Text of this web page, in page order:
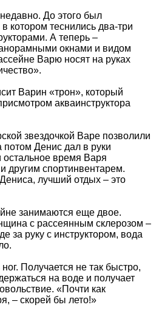
До этого был
котором теснились два-три
А теперь –
окнами и видом
Варю носят на руках
Варин «трон», который
акваинструктора
звездочкой Варе позволили
потом Денис дал в руки
остальное время Варя
другим спортинвентарем.
лучший отдых – это
занимаются еще двое.
с рассеянным склерозом –
за руку с инструктором, вода
Получается не так быстро,
на воде и получает
«Почти как
– скорей бы лето!»